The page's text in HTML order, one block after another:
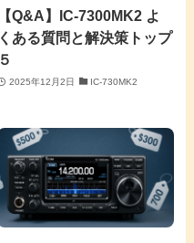
【Q&A】IC-7300MK2 よ
くある質問と解決策トップ
５
2025年12月2日 IC-730MK2